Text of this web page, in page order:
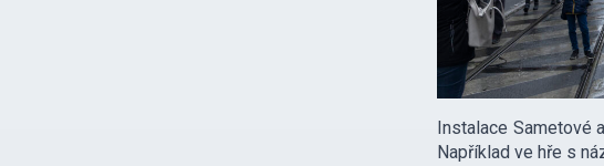
Instalace Sametové
Například ve hře s